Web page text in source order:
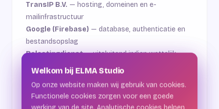
Welkom bij ELMA Studio
Op onze website maken wij gebruik van cookies.
Functionele cookies zorgen voor een goede
werking van de site. Analytische cookies helpen
TransIP B.V. — hosting, domeinen en e-
mailinfrastructuur
Google (Firebase) — database, authenticatie en
bestandsopslag
Belastingdienst— uitsluitend indien wettelijk
verplicht
wij een verwerkersovereenkomst gesloten waarin
afspraken zijn vastgelegd over de bescherming van
Welkom bij ELMA Studio
Op onze website maken wij gebruik van cookies.
Functionele cookies zorgen voor een goede
werking van de site. Analytische cookies helpen